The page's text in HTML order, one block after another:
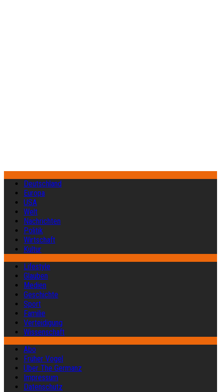
Deutschland
Europa
USA
Welt
Nachrichten
Politik
Wirtschaft
Kultur
Lifestyle
Glauben
Medien
Geschichte
Sport
Familie
Verteidigung
Wissenschaft
Abo
Früher Vogel
Über The Germanz
Impressum
Datenschutz